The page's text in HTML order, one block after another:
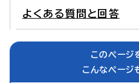
よくある質問と回答
このページ
こんなページ